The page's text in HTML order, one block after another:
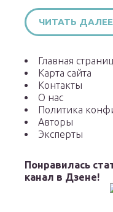
ЧИТАТЬ ДАЛЕЕ
Главная
Карта сайта
Контакты
О нас
Политика
Авторы
Эксперты
Понравилась
канал в Дзене!